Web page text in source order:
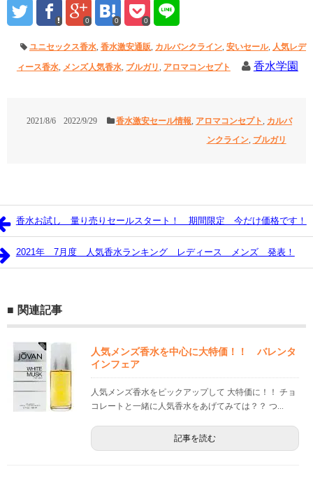
0 0 0
ユニセックス香水, 香水激安通販, カルバンクライン, 安いセール, 人気レデ
ィース香水, メンズ人気香水, ブルガリ, アロマコンセプト 香水学園
2021/8/6 2022/9/29 香水激安セール情報, アロマコンセプト, カルバ
ンクライン, ブルガリ
香水お試し 量り売りセールスタート！ 期間限定 今だけ価格です！
2021年 7月度 人気香水ランキング レディース メンズ 発表！
関連記事
人気メンズ香水を中心に大特価！！ バレンタ
インフェア
人気メンズ香水をピックアップして 大特価に！！ チョ
コレートと一緒に人気香水をあげてみては？？ つ...
記事を読む